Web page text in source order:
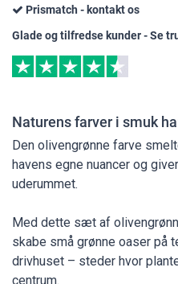
Prismatch - kontakt os
Glade og tilfredse kunder - Se
Naturens farver i smuk
Den olivengrønne farve
havens egne nuancer og
uderummet.
Med dette sæt af
skabe små grønne oaser på
drivhuset – steder hvor
centrum.